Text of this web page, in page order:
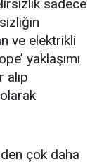
sadece
ve elektrikli
yaklaşımı
alıp
çok daha